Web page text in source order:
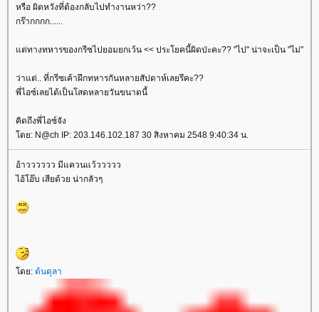
หรือ ผิดหวังที่ต้องกลับไปทำงานหว่า??
กร๊ากกกก......
ต่ทางทหารของกรีซไปยอมยกเว้น << ประโยคนี้ผิดป่ะคะ?? "ไป" น่าจะเป็น "ไม่"
ว่าแต่.. ที่กรีซเค้าฝึกทหารกันหลายสัปดาห์เลยรึคะ??
พี่ไอซ์เลยได้เป็นโสดหลายวันขนาดนี้
คิดถึงพี่ไอซ์จัง
ดย: N@ch IP: 203.146.102.187 30 สิงหาคม 2548 9:40:34 น.
อ้าวววววว มีแควนแว้ววววว
ไอ้โอ๊บ เสียด้วย น่ากลัวๆ
ดย: ต้นตุลา